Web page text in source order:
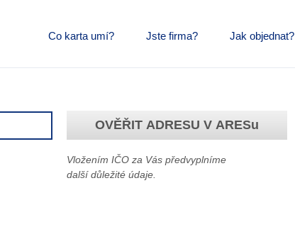
Co karta umí? Jste firma? Jak objednat?
OVĚŘIT ADRESU V ARESu
Vložením IČO za Vás předvyplníme
další důležité údaje.